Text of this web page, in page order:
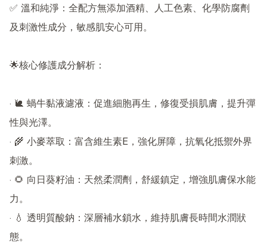
✅ 溫和純淨：全配方無添加酒精、人工色素、化學防腐劑
及刺激性成分，敏感肌安心可用。
🌟核心修護成分解析：
· 🐌 蝸牛黏液濾液：促進細胞再生，修復受損肌膚，提升彈
性與光澤。
· 🌾 小麥萃取：富含維生素E，強化屏障，抗氧化抵禦外界
刺激。
· 🌻 向日葵籽油：天然柔潤劑，舒緩鎮定，增強肌膚保水能
力。
· 💧 透明質酸鈉：深層補水鎖水，維持肌膚長時間水潤狀
態。